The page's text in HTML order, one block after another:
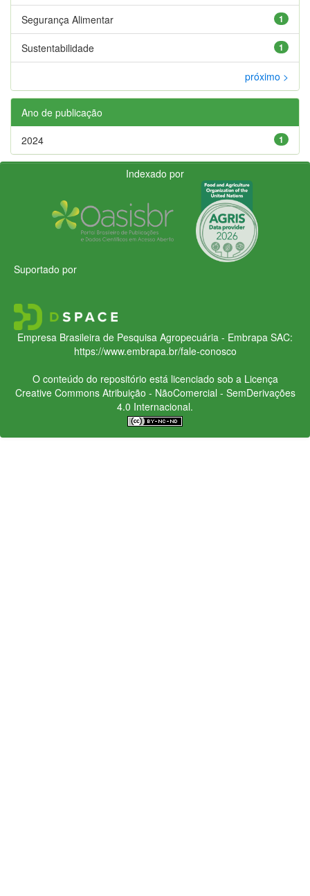
1
Segurança Alimentar
1
Sustentabilidade
próximo >
Ano de publicação
1
2024
Indexado por
Suportado por
Empresa Brasileira de Pesquisa Agropecuária - Embrapa SAC:
https://www.embrapa.br/fale-conosco
O conteúdo do repositório está licenciado sob a Licença
Creative CommonsAtribuição - NãoComercial - SemDerivações
4.0 Internacional.